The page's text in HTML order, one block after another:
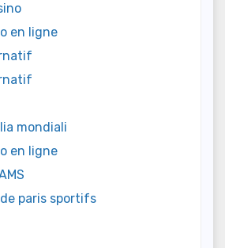
en ligne
mondiali
en ligne
paris sportifs